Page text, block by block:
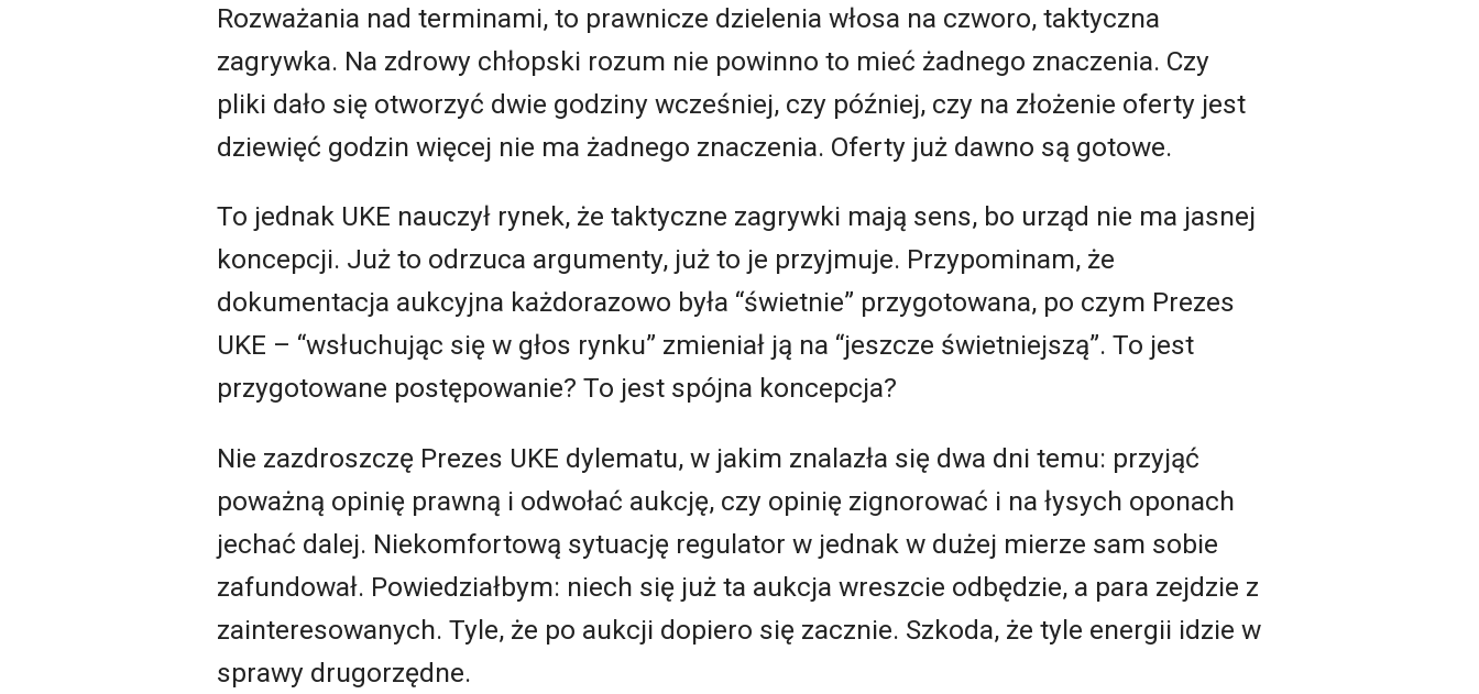
Rozważania nad terminami, to prawnicze dzielenia włosa na czworo, taktyczna
zagrywka. Na zdrowy chłopski rozum nie powinno to mieć żadnego znaczenia. Czy
pliki dało się otworzyć dwie godziny wcześniej, czy później, czy na złożenie oferty jest
dziewięć godzin więcej nie ma żadnego znaczenia. Oferty już dawno są gotowe.
To jednak UKE nauczył rynek, że taktyczne zagrywki mają sens, bo urząd nie ma jasnej
koncepcji. Już to odrzuca argumenty, już to je przyjmuje. Przypominam, że
dokumentacja aukcyjna każdorazowo była “świetnie” przygotowana, po czym Prezes
UKE – “wsłuchując się w głos rynku” zmieniał ją na “jeszcze świetniejszą”. To jest
przygotowane postępowanie? To jest spójna koncepcja?
Nie zazdroszczę Prezes UKE dylematu, w jakim znalazła się dwa dni temu: przyjąć
poważną opinię prawną i odwołać aukcję, czy opinię zignorować i na łysych oponach
jechać dalej. Niekomfortową sytuację regulator w jednak w dużej mierze sam sobie
zafundował. Powiedziałbym: niech się już ta aukcja wreszcie odbędzie, a para zejdzie z
zainteresowanych. Tyle, że po aukcji dopiero się zacznie. Szkoda, że tyle energii idzie w
sprawy drugorzędne.